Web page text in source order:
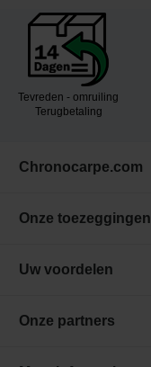
Tevreden - omruiling
Terugbetaling
Chronocarpe.com
Onze toezeggingen
Uw voordelen
Onze partners